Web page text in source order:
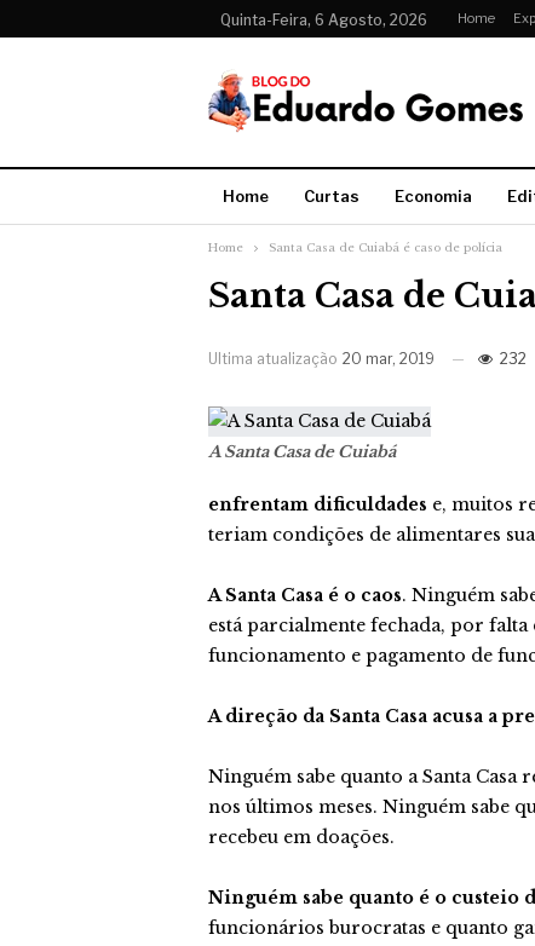
Quinta-Feira, 6 Agosto, 2026 Home
Home Curtas Economia
Home Santa Casa de Cuiabá é caso de polícia
Santa Casa de
Ultima atualização 20 mar, 2019 232
A Santa Casa de Cuiabá
enfrentam dificuldades e, muitos
teriam condições de alimentares
A Santa Casa é o caos. Ninguém
está parcialmente fechada, por
funcionamento e pagamento de
A direção da Santa Casa acusa a
Ninguém sabe quanto a Santa Casa
nos últimos meses. Ninguém sabe
recebeu em doações.
Ninguém sabe quanto é o custeio
funcionários burocratas e quanto